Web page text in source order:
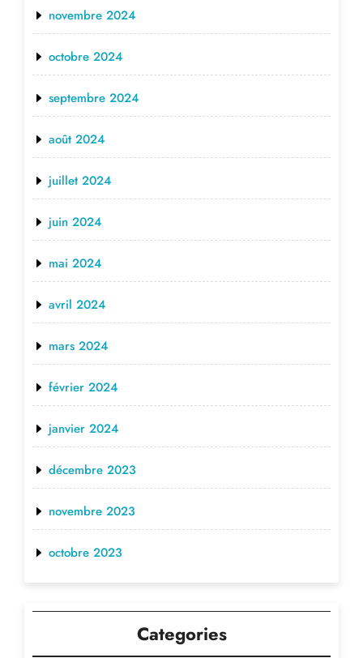
novembre 2024
octobre 2024
septembre 2024
août 2024
juillet 2024
juin 2024
mai 2024
avril 2024
mars 2024
février 2024
janvier 2024
décembre 2023
novembre 2023
octobre 2023
Categories